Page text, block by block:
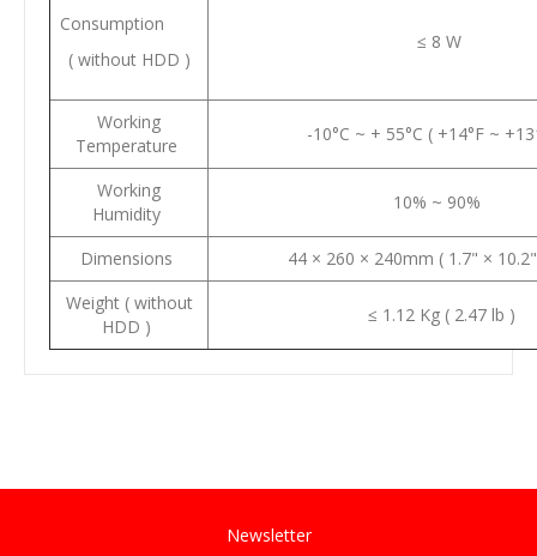
Consumption
( without HDD )
≤ 8 W
Working
Temperature
-10°C ~ + 55°C ( +14°F ~
Working
Humidity
10% ~ 90%
Dimensions
44 × 260 × 240mm ( 1.7" ×
Weight ( without
HDD )
≤ 1.12 Kg ( 2.47 lb )
Newsletter